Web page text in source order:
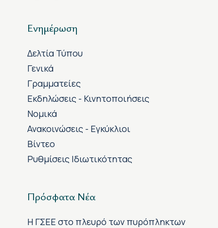
Ενημέρωση
Δελτία Τύπου
Γενικά
Γραμματείες
Εκδηλώσεις - Κινητοποιήσεις
Νομικά
Ανακοινώσεις - Εγκύκλιοι
Βίντεο
Ρυθμίσεις Ιδιωτικότητας
Πρόσφατα Νέα
H ΓΣΕΕ στο πλευρό των πυρόπληκτων